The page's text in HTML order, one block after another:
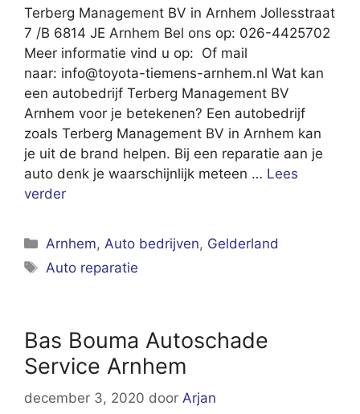
Terberg Management BV in Arnhem Jollesstraat
7 /B 6814 JE Arnhem Bel ons op: 026-4425702
Meer informatie vind u op: Of mail
naar: info@toyota-tiemens-arnhem.nl Wat kan
een autobedrijf Terberg Management BV
Arnhem voor je betekenen? Een autobedrijf
zoals Terberg Management BV in Arnhem kan
je uit de brand helpen. Bij een reparatie aan je
auto denk je waarschijnlijk meteen … Lees
verder
Categorieën
Arnhem, Auto bedrijven, Gelderland
Tags
Auto reparatie
Bas Bouma Autoschade
Service Arnhem
december 3, 2020 door Arjan